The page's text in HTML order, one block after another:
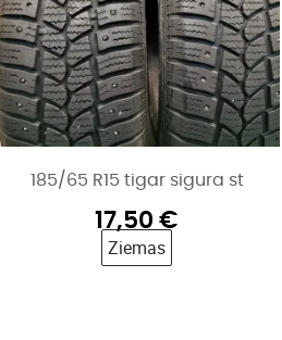
185/65 R15 tigar sigura st
17,50 €
Ziemas